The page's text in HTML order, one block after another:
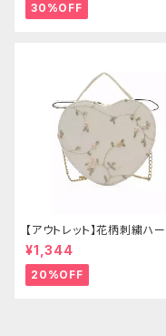
30%OFF
【アウトレット】花柄刺繍ハ
ッグ
¥1,344
20%OFF